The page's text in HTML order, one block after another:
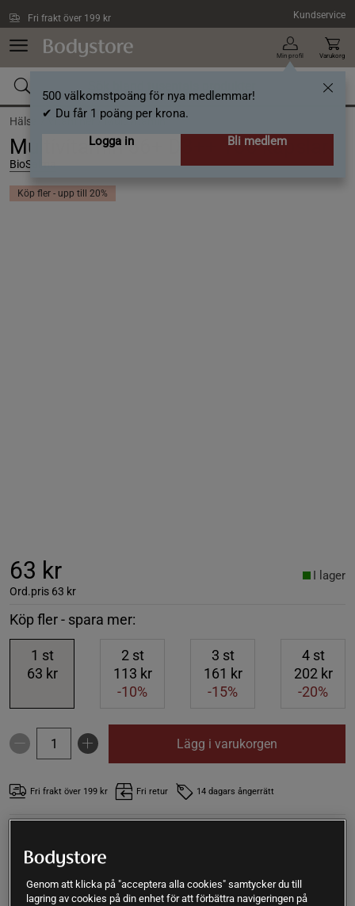
Fri frakt över 199 kr Kundservice
Min profil
500 välkomstpoäng för nya medlemmar!
✔ Du får 1 poäng per krona.
Logga in
Bli medlem
Varukorg
Hälsa / Vitaminer /Multivitamin
Multivitamin 56+ D3++ 100 kapslar
BioSalma
Köp fler - upp till 20%
63 kr
Ord.pris 63 kr
I lager
Köp fler - spara mer:
1 st
63 kr
2 st
113 kr
-10%
3 st
161 kr
-15%
4st
202 kr
-20%
Lägg i varukorgen
Fri frakt över 199 kr Fri retur 14 dagars ångerrätt
Multivitamin 56+ D3++ 100 kapslar är ett kosttillskott från
BioSalma. En multivitamin + extra vitamin D3, anpassad för
dig över 56 år.
Genom att klicka på "acceptera alla cookies" samtycker du till
lagring av cookies på din enhet för att förbättra navigeringen på